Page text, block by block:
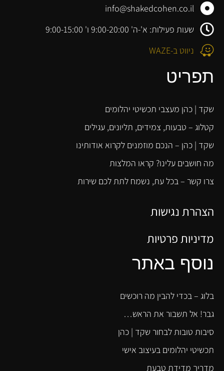
info@shakedcohen.co.il
שעות פעילות: א'-ה' 9:00-20:00 ו' 9:00-15:00
ניווט ב-WAZE
תפריט
שקד | כהן מעצבי תכשיטי יהלומים
קטלוג – טבעות, צמידים, תליונים, עגילים
שקד | כהן – הנכם מוזמנים לקרוא אודותינו
מה חושבים עלינו? קראו המלצות
צרו קשר – בכל עת, נשמח לתת לכם שירות
הצהרת נגישות
מדיניות פרטיות
נוסף באתר
בלוג – בכדי להבין מה רוכשים
גבר! אל תשבור את הראש…
סיבות טובות לבחור שקד | כהן
תכשיטי יהלומים בעיצוב אישי
מדריך מדידת טבעת